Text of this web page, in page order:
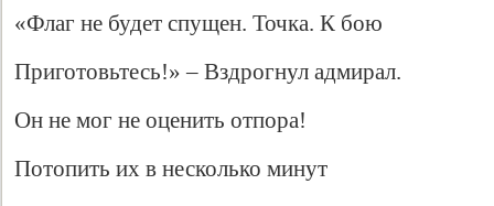
«Флаг не будет спущен. Точка. К бою
Приготовьтесь!» – Вздрогнул адмирал.
Он не мог не оценить отпора!
Потопить их в несколько минут